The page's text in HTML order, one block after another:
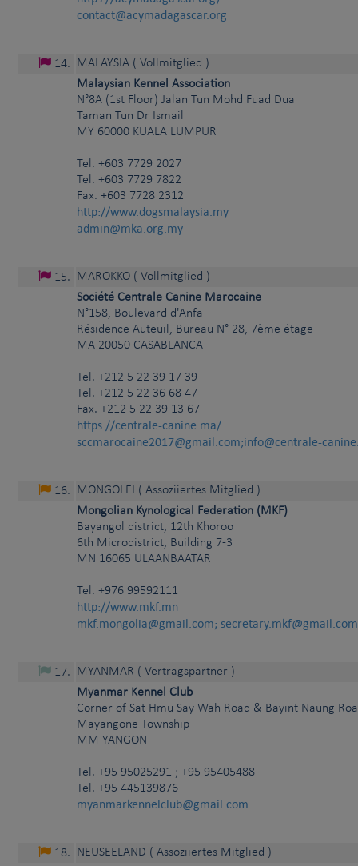
contact@acymadagascar.org
14. MALAYSIA ( Vollmitglied )
Malaysian Kennel Association
N°8A (1st Floor) Jalan Tun Mohd Fuad Dua
Taman Tun Dr Ismail
MY 60000 KUALA LUMPUR
Tel. +603 7729 2027
Tel. +603 7729 7822
Fax. +603 7728 2312
http://www.dogsmalaysia.my
admin@mka.org.my
15. MAROKKO ( Vollmitglied )
Société Centrale Canine Marocaine
N°158, Boulevard d'Anfa
Résidence Auteuil, Bureau N° 28, 7ème étage
MA 20050 CASABLANCA
Tel. +212 5 22 39 17 39
Tel. +212 5 22 36 68 47
Fax. +212 5 22 39 13 67
https://centrale-canine.ma/
sccmarocaine2017@gmail.com;info@centrale-
16. MONGOLEI
( Assoziiertes Mitglied )
Mongolian Kynological Federation (MKF)
Bayangol district, 12th Khoroo
6th Microdistrict, Building 7-3
MN 16065 ULAANBAATAR
Tel. +976 99592111
http://www.mkf.mn
mkf.mongolia@gmail.com; secretary.mkf@gmail.com
17. MYANMAR ( Vertragspartner )
Myanmar Kennel Club
Corner of Sat Hmu Say Wah Road & Bayint Naung
Mayangone Township
MM YANGON
Tel. +95 95025291 ; +95 95405488
Tel. +95 445139876
myanmarkennelclub@gmail.com
18. NEUSEELAND ( Assoziiertes Mitglied )